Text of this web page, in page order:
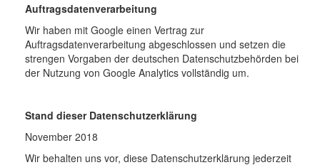
Auftragsdatenverarbeitung
Wir haben mit Google einen Vertrag zur
Auftragsdatenverarbeitung abgeschlossen und setzen die
strengen Vorgaben der deutschen Datenschutzbehörden bei
der Nutzung von Google Analytics vollständig um.
Stand dieser Datenschutzerklärung
November 2018
Wir behalten uns vor, diese Datenschutzerklärung jederzeit